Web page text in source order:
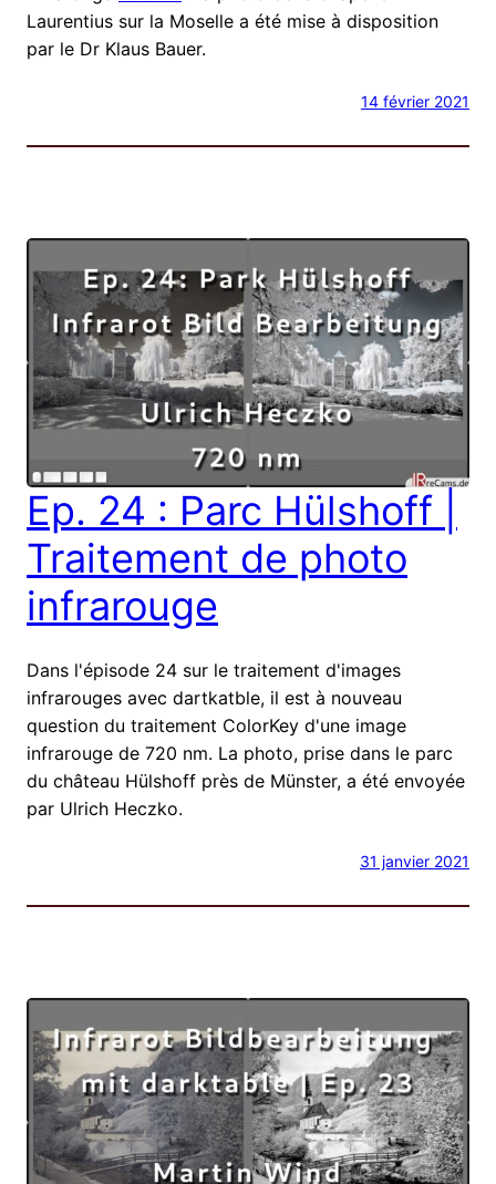
Laurentius sur la Moselle a été mise à disposition
par le Dr Klaus Bauer.
14 février 2021
Ep. 24 : Parc Hülshoff |
Traitement de photo
infrarouge
Dans l'épisode 24 sur le traitement d'images
infrarouges avec dartkatble, il est à nouveau
question du traitement ColorKey d'une image
infrarouge de 720 nm. La photo, prise dans le parc
du château Hülshoff près de Münster, a été envoyée
par Ulrich Heczko.
31 janvier 2021